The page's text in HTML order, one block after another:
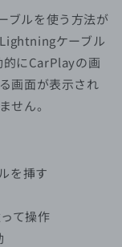
ブルを使う方法が
ケーブル
にCarPlayの画
画面が表示され
せん。
を挿す
て操作